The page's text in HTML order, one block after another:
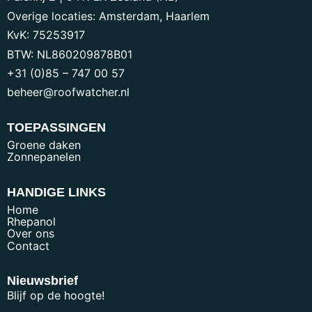
Overige locaties: Amsterdam, Haarlem
KvK: 75253917
BTW: NL860209878B01
+31 (0)85 – 747 00 57
beheer@roofwatcher.nl
TOEPASSINGEN
Groene daken
Zonnepanelen
HANDIGE LINKS
Home
Rhepanol
Over ons
Contact
Nieuwsbrief
Blijf op de hoogte!